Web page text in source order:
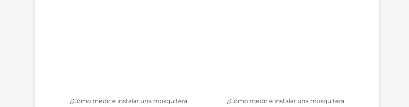
¿Cómo medir e instalar una mosquitera
¿Cómo medir e instalar una mosquitera